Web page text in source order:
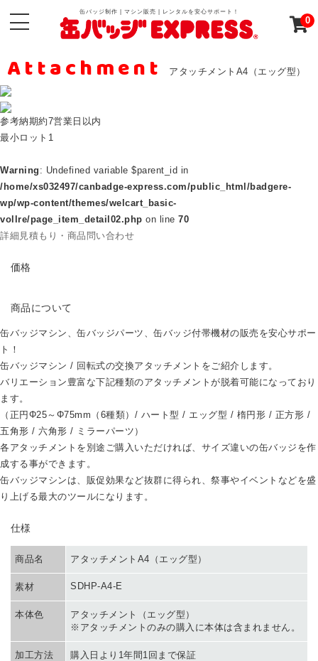
缶バッジ制作 | マシン販売 | レンタルを安心サポート！
0
Attachment アタッチメントA4（エッグ型）
参考納期約7営業日以内
最小ロット 1
Warning : Undefined variable $parent_id in
/home/xs032497/canbadge-express.com/public_html/badgere-
wp/wp-content/themes/welcart_basic-
vollre/page_item_detail02.php on line 70
詳細見積もり・商品問い合わせ
価格
商品について
缶バッジマシン、缶バッジパーツ、缶バッジ付帯機材の販売を安心サポー
ト！
缶バッジマシン / 回転式の交換アタッチメントをご紹介します。
バリエーション豊富な下記種類のアタッチメントが脱着可能になっており
ます。
（正円Φ25～Φ75mm（6種類）/ ハート型 / エッグ型 / 楕円形 / 正方形 /
五角形 / 六角形 / ミラーパーツ）
各アタッチメントを別途ご購入いただければ、サイズ違いの缶バッジを作
成する事ができます。
缶バッジマシンは、販促効果など抜群に得られ、祭事やイベントなどを盛
り上げる最大のツールになります。
仕様
商品名 アタッチメントA4（エッグ型）
素材 SDHP-A4-E
本体色
アタッチメント（エッグ型）
※アタッチメントのみの購入に本体は含まれません。
加工方法
購入日より1年間1回まで保証